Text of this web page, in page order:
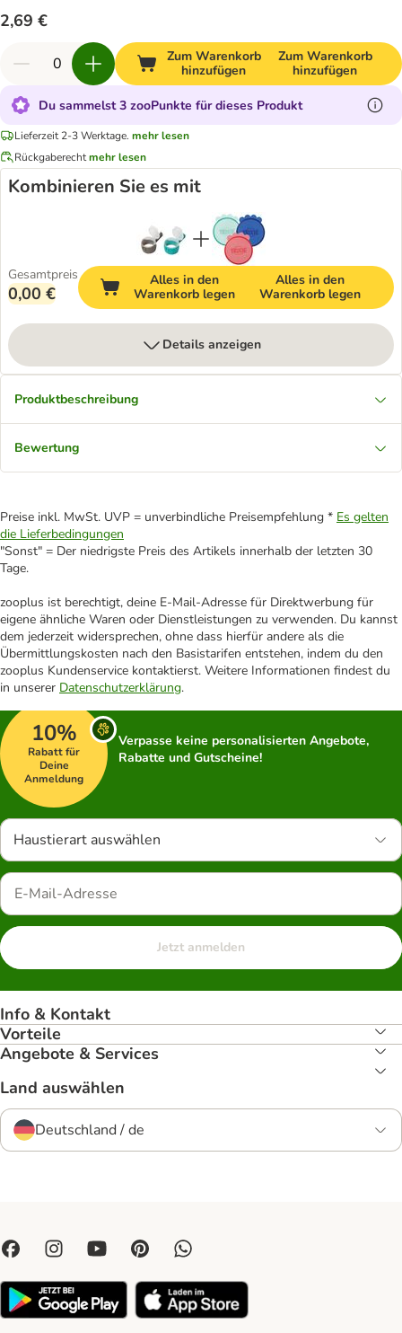
2,69 €
Zum Warenkorb
hinzufügen
Zum Warenkorb
hinzufügen
Du sammelst 3 zooPunkte für dieses Produkt
Lieferzeit 2-3 Werktage. mehr lesen
Rückgaberechtmehr lesen
Kombinieren Sie es mit
Gesamtpreis
0,00 €
Alles in den
Warenkorb legen
Alles in den
Warenkorb legen
Details anzeigen
Produktbeschreibung
Bewertung
Preise inkl. MwSt. UVP = unverbindliche Preisempfehlung * Es gelten
die Lieferbedingungen
"Sonst" = Der niedrigste Preis des Artikels innerhalb der letzten 30
Tage.
zooplus ist berechtigt, deine E-Mail-Adresse für Direktwerbung für
eigene ähnliche Waren oder Dienstleistungen zu verwenden. Du kannst
dem jederzeit widersprechen, ohne dass hierfür andere als die
Übermittlungskosten nach den Basistarifen entstehen, indem du den
zooplus Kundenservice kontaktierst. Weitere Informationen findest du
in unserer Datenschutzerklärung.
10%
Rabatt für
Deine
Anmeldung
Verpasse keine personalisierten Angebote,
Rabatte und Gutscheine!
Haustierart auswählen
Jetzt anmelden
Info & Kontakt
Vorteile
Angebote & Services
Land auswählen
Deutschland / de